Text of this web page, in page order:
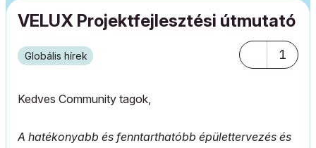
VELUX Projektfejlesztési útmutató
Globális hírek 1
Kedves Community tagok,
A hatékonyabb és fenntarthatóbb épülettervezés és